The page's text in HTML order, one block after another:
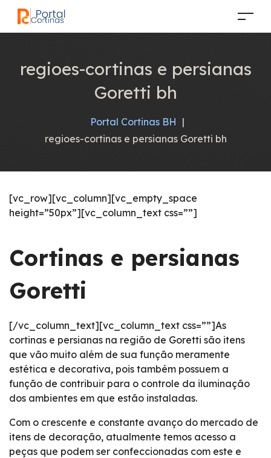
regioes-cortinas e persianas
Goretti bh
Portal Cortinas BH |
regioes-cortinas e persianas Goretti bh
[vc_row][vc_column][vc_empty_space
height=”50px”][vc_column_text css=””]
Cortinas e persianas
Goretti
[/vc_column_text][vc_column_text css=””]As
cortinas e persianas na região de Goretti são itens
que vão muito além de sua função meramente
estética e decorativa, pois também possuem a
função de contribuir para o controle da iluminação
dos ambientes em que estão instaladas.
Com o crescente e constante avanço do mercado de
itens de decoração, atualmente temos acesso a
peças que podem ser confeccionadas com este e